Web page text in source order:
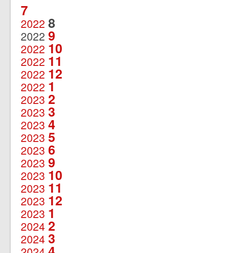
7
2022 8
2022 9
2022 10
2022 11
2022 12
2022 1
2023 2
2023 3
2023 4
2023 5
2023 6
2023 9
2023 10
2023 11
2023 12
2023 1
2024 2
2024 3